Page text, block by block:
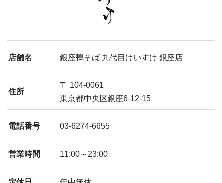
店舗名 銀座鴨そば 九代目けいすけ 銀座店
住所
〒 104-0061
東京都中央区銀座6-12-15
電話番号 03-6274-6655
営業時間 11:00～23:00